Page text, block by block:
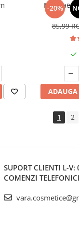
-20%
Manhaē
85,99
ADAUGA
1 2
SUPORT CLIENTI L-V:
COMENZI